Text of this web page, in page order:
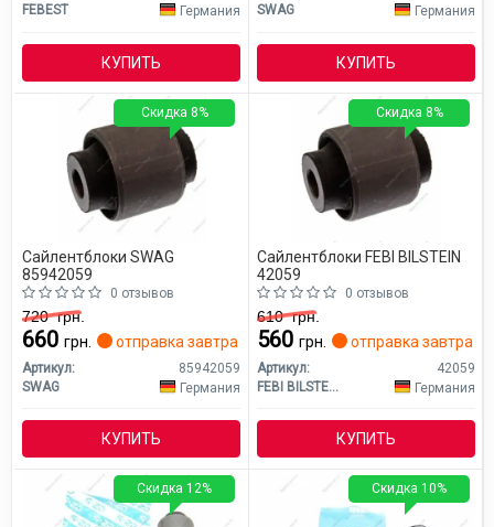
FEBEST
Германия
КУПИТЬ
SWAG
Германия
КУПИТЬ
Сайлентблоки SWAG
85942059
0 отзывов
720грн.
660 грн. отправка завтра
Артикул:
85942059
SWAG
Германия
КУПИТЬ
Скидка 8%
Сайлентблоки FEBI BILSTEIN
42059
0 отзывов
610грн.
560 грн. отправка завтра
Артикул:
42059
FEBI BILSTEIN
Германия
КУПИТЬ
Скидка 8%
Скидка 12% Скидка 10%